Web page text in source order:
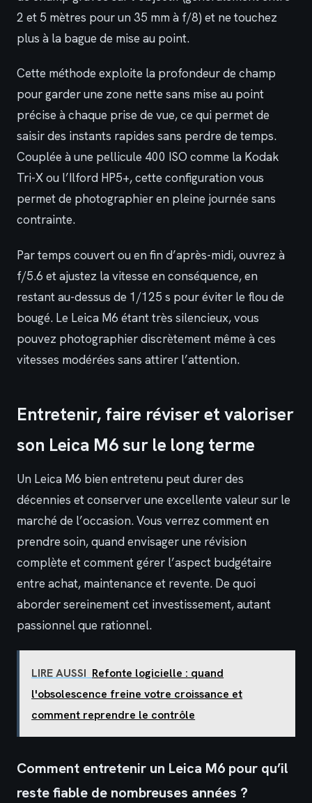
2 et 5 mètres pour un 35 mm à f/8) et ne touchez
plus à la bague de mise au point.
Cette méthode exploite la profondeur de champ
pour garder une zone nette sans mise au point
précise à chaque prise de vue, ce qui permet de
saisir des instants rapides sans perdre de temps.
Couplée à une pellicule 400 ISO comme la Kodak
Tri-X ou l’Ilford HP5+, cette configuration vous
permet de photographier en pleine journée sans
contrainte.
Par temps couvert ou en fin d’après-midi, ouvrez à
f/5.6 et ajustez la vitesse en conséquence, en
restant au-dessus de 1/125 s pour éviter le flou de
bougé. Le Leica M6 étant très silencieux, vous
pouvez photographier discrètement même à ces
vitesses modérées sans attirer l’attention.
Entretenir, faire réviser et valoriser
son Leica M6 sur le long terme
Un Leica M6 bien entretenu peut durer des
décennies et conserver une excellente valeur sur le
marché de l’occasion. Vous verrez comment en
prendre soin, quand envisager une révision
complète et comment gérer l’aspect budgétaire
entre achat, maintenance et revente. De quoi
aborder sereinement cet investissement, autant
passionnel que rationnel.
LIRE AUSSI Refonte logicielle : quand
l'obsolescence freine votre croissance et
comment reprendre le contrôle
Comment entretenir un Leica M6 pour qu’il
reste fiable de nombreuses années ?